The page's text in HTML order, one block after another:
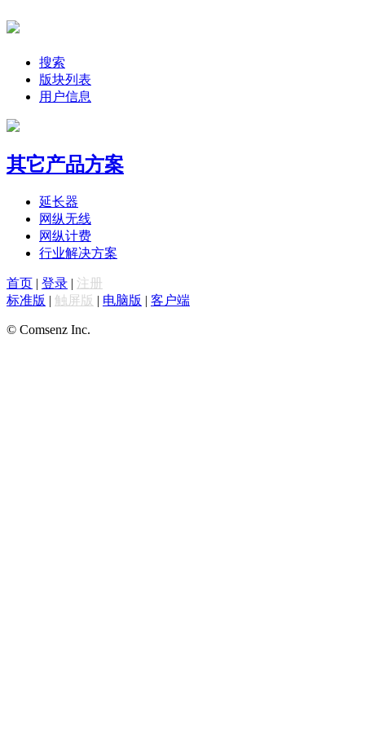
搜索
版块列表
用户信息
其它产品方案
延长器
网纵无线
网纵计费
行业解决方案
首页 | 登录 | 注册
标准版 | 触屏版 | 电脑版 | 客户端
© Comsenz Inc.